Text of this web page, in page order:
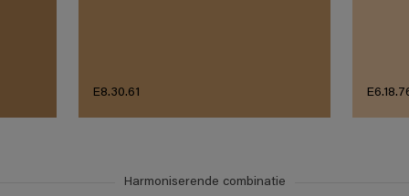
E8.30.61
Harmoniserende combinatie